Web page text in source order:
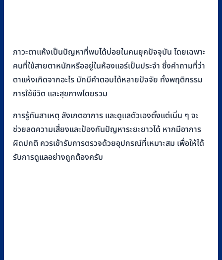
ภาวะตาแห้งเป็นปัญหาที่พบได้บ่อยในคนยุคปัจจุบัน โดยเฉพาะ
คนที่ใช้สายตาหนักหรืออยู่ในห้องแอร์เป็นประจำ ซึ่งคำถามที่ว่า
ตาแห้งเกิดจากอะไร มักมีคำตอบได้หลายปัจจัย ทั้งพฤติกรรม
การใช้ชีวิต และสุขภาพโดยรวม
การรู้ทันสาเหตุ สังเกตอาการ และดูแลตัวเองตั้งแต่เนิ่น ๆ จะ
ช่วยลดความเสี่ยงและป้องกันปัญหาระยะยาวได้ หากมีอาการ
ผิดปกติ ควรเข้ารับการตรวจด้วยอุปกรณ์ที่เหมาะสม เพื่อให้ได้
รับการดูแลอย่างถูกต้องครับ